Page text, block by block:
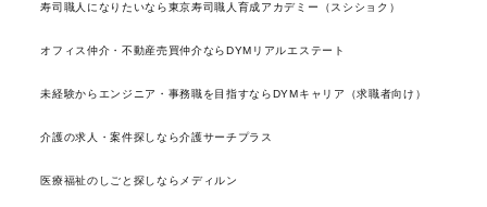
寿司職人になりたいなら東京寿司職人育成アカデミー（スシショク）
オフィス仲介・不動産売買仲介ならDYMリアルエステート
未経験からエンジニア・事務職を目指すならDYMキャリア（求職者向け）
介護の求人・案件探しなら介護サーチプラス
医療福祉のしごと探しならメディルン